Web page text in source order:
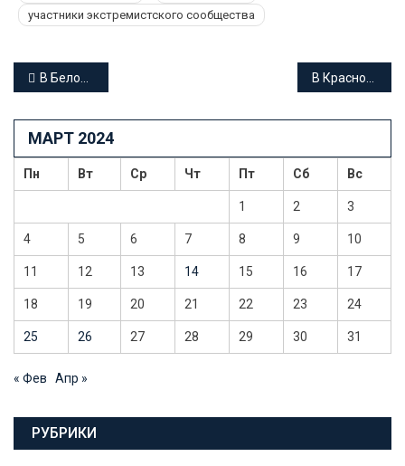
участники экстремистского сообщества
Навигация
по
записям
В Белореченске мужчина осужден за незаконное предпринимательство
МАРТ 2024
Пн Вт Ср Чт Пт Сб Вс
1 2 3
4 5 6 7 8 9 10
11 12 13 14 15 16 17
18 19 20 21 22 23 24
25 26 27 28 29 30 31
« Фев Апр »
РУБРИКИ